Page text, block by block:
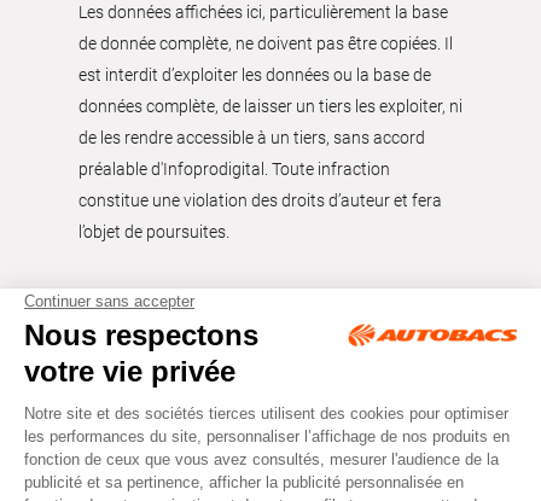
Les données affichées ici, particulièrement la base
de donnée complète, ne doivent pas être copiées. Il
est interdit d’exploiter les données ou la base de
données complète, de laisser un tiers les exploiter, ni
de les rendre accessible à un tiers, sans accord
préalable d'Infoprodigital. Toute infraction
constitue une violation des droits d’auteur et fera
l’objet de poursuites.
Tous droits réservés © Autobacs